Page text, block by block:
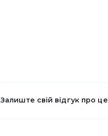
Залиште свій відгук про